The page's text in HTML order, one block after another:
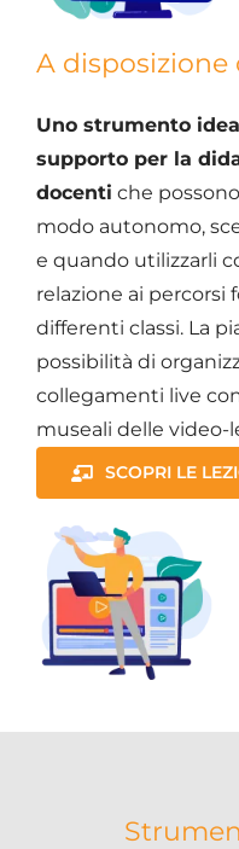
A disposizione
Uno strumento
supporto per la
docenti che
modo autonomo,
e quando utilizzarli
relazione ai
differenti classi. La
possibilità di
collegamenti live
museali delle video-
SCOPRI LE